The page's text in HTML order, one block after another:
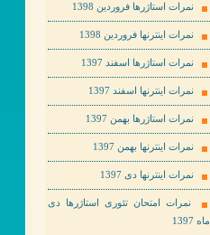
نمرات استاژرها فروردین 1398
نمرات اینترنها فروردین 1398
نمرات استاژرها اسفند 1397
نمرات اینترنها اسفند 1397
نمرات استاژرها بهمن 1397
نمرات اینترنها بهمن 1397
نمرات اینترنها دی 1397
نمرات امتحان تئوری استاژرها دی
ماه 1397